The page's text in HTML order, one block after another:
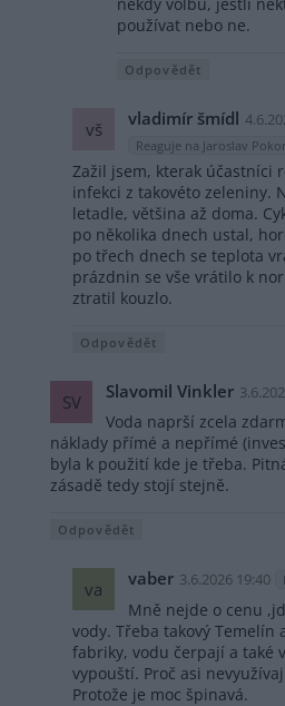
někdy volbu, jestli
používat nebo ne.
Odpovědět
vš vladimír šmídl
Reaguje na Jaroslav
Zažil jsem, kterak účastníci
infekci z takovéto zeleniny.
letadle, většina až doma.
po několika dnech ustal,
po třech dnech se teplota
prázdnin se vše vrátilo k
ztratil kouzlo.
Odpovědět
SV Slavomil Vinkler
Voda naprší zcela
náklady přímé a nepřímé
byla k použití kde je třeba.
zásadě tedy stojí stejně.
Odpovědět
va vaber 3.6.2026 19:40
Mně nejde o cenu
vody. Třeba takový
fabriky, vodu čerpají a také
vypouští. Proč asi
Protože je moc špinavá.